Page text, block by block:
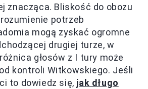
znacząca. Bliskość do obozu
potrzeb
mogą zyskać ogromne
drugiej turze, w
głosów z I tury może
kontroli Witkowskiego. Jeśli
to dowiedz się, jak długo